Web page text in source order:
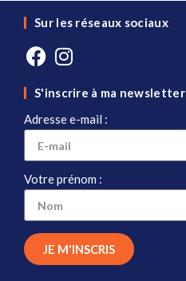
Sur les réseaux sociaux
S'inscrire à ma newsletter
Adresse e-mail :
Votre prénom :
JE M'INSCRIS